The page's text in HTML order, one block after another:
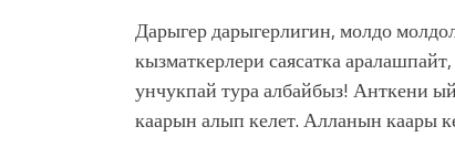
Дарыгер дарыгерлигин, молдо
кызматкерлери саясатка
унчукпай тура албайбыз! Анткени
каарын алып келет. Алланын каары